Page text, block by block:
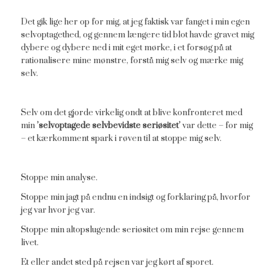
Det gik lige her op for mig, at jeg faktisk var fanget i min egen
selvoptagethed, og gennem længere tid blot havde gravet mig
dybere og dybere ned i mit eget mørke, i et forsøg på at
rationalisere mine mønstre, forstå mig selv og mærke mig
selv.
Selv om det gjorde virkelig ondt at blive konfronteret med
min’selvoptagede selvbevidste seriøsitet’var dette – for mig
– et kærkomment spark i røven til at stoppe mig selv.
Stoppe min analyse.
Stoppe min jagt på endnu en indsigt og forklaring på, hvorfor
jeg var hvor jeg var.
Stoppe min altopslugende seriøsitet om min rejse gennem
livet.
Et eller andet sted på rejsen var jeg kørt af sporet.